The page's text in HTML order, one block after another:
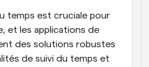
temps est cruciale pour
et les applications de
des solutions robustes
de suivi du temps et